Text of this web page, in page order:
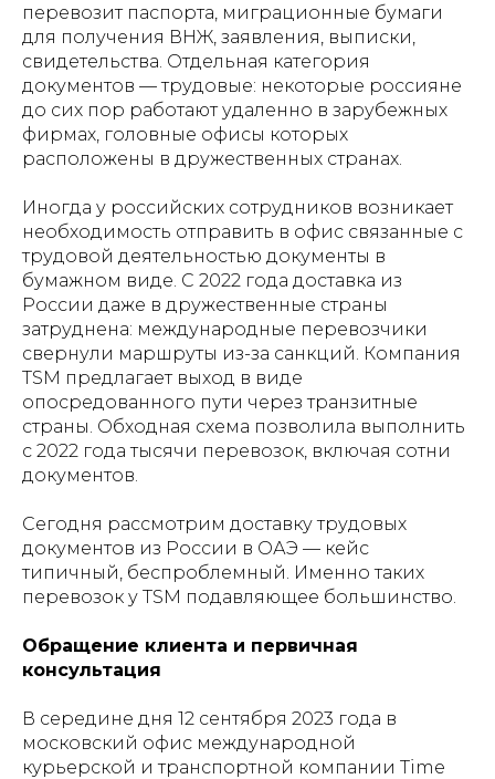
перевозит паспорта, миграционные бумаги
для получения ВНЖ, заявления, выписки,
свидетельства. Отдельная категория
документов — трудовые: некоторые россияне
до сих пор работают удаленно в зарубежных
фирмах, головные офисы которых
расположены в дружественных странах.
Иногда у российских сотрудников возникает
необходимость отправить в офис связанные с
трудовой деятельностью документы в
бумажном виде. С 2022 года доставка из
России даже в дружественные страны
затруднена: международные перевозчики
свернули маршруты из-за санкций. Компания
TSM предлагает выход в виде
опосредованного пути через транзитные
страны. Обходная схема позволила выполнить
с 2022 года тысячи перевозок, включая сотни
документов.
Сегодня рассмотрим доставку трудовых
документов из России в ОАЭ — кейс
типичный, беспроблемный. Именно таких
перевозок у TSM подавляющее большинство.
Обращение клиента и первичная
консультация
В середине дня 12 сентября 2023 года в
московский офис международной
курьерской и транспортной компании Time